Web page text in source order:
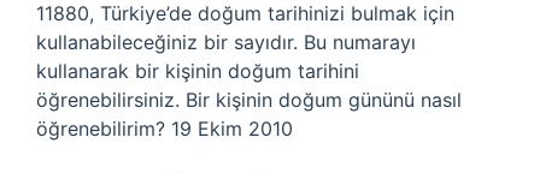
11880, Türkiye’de doğum tarihinizi bulmak için
kullanabileceğiniz bir sayıdır. Bu numarayı
kullanarak bir kişinin doğum tarihini
öğrenebilirsiniz. Bir kişinin doğum gününü nasıl
öğrenebilirim? 19 Ekim 2010